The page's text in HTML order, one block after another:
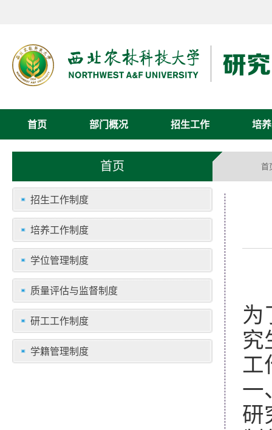
首页 部门概况 招生工作 培
首页 首
招生工作制度
培养工作制度
学位管理制度
质量评估与监督制度
研工工作制度
学籍管理制度
为
究
工
一
研